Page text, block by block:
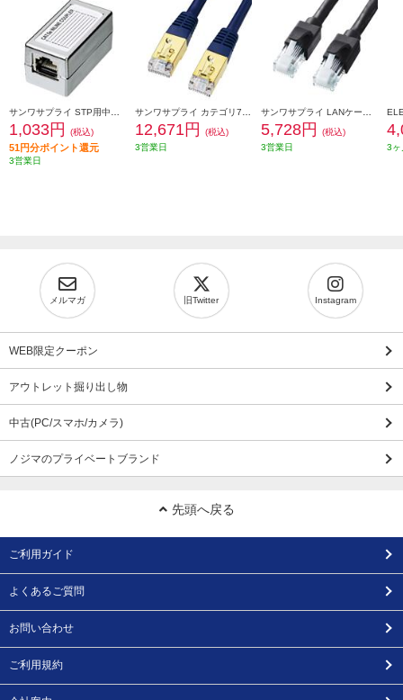
1,033円 (税込)
51円分ポイント還元
3営業日
12,671円
(税込)
3営業日
5,728円
(税込)
3営業日
3ヶ
メルマガ 旧Twitter Instagram
WEB限定クーポン
アウトレット掘り出し物
中古(PC/スマホ/カメラ)
ノジマのプライベートブランド
先頭へ戻る
ご利用ガイド
よくあるご質問
お問い合わせ
ご利用規約